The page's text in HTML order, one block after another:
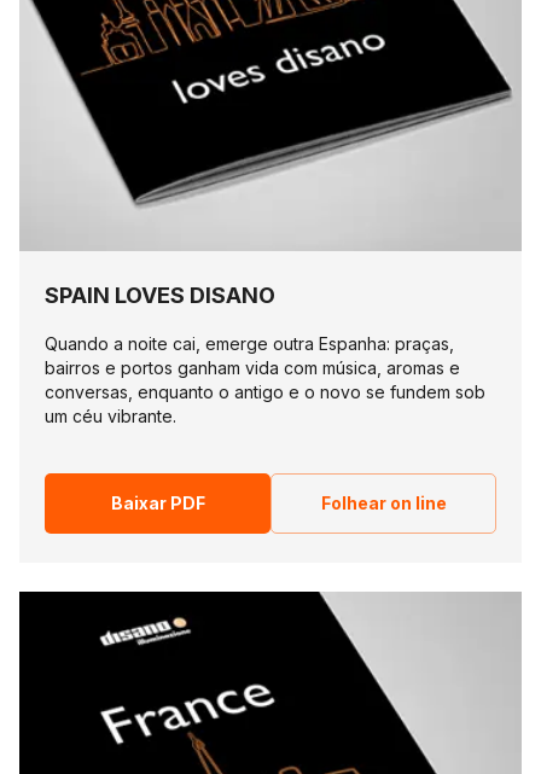
SPAIN LOVES DISANO
Quando a noite cai, emerge outra Espanha: praças,
bairros e portos ganham vida com música, aromas e
conversas, enquanto o antigo e o novo se fundem sob
um céu vibrante.
Baixar PDF Folhear on line